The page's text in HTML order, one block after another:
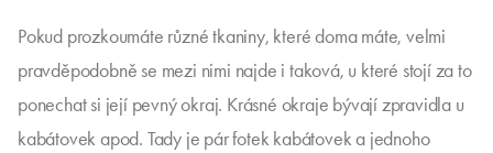
Pokud prozkoumáte různé tkaniny, které doma máte, velmi
pravděpodobně se mezi nimi najde i taková, u které stojí za to
ponechat si její pevný okraj. Krásné okraje bývají zpravidla u
kabátovek apod. Tady je pár fotek kabátovek a jednoho